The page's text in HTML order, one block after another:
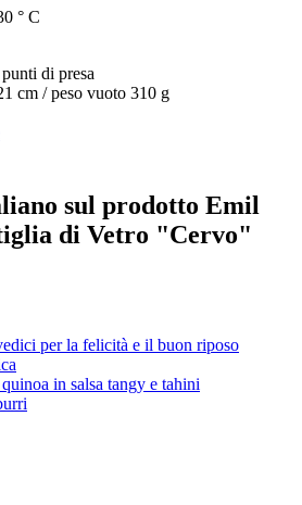
° C
di presa
cm / peso vuoto 310 g
sul prodotto Emil
di Vetro "Cervo"
per la felicità e il buon riposo
in salsa tangy e tahini